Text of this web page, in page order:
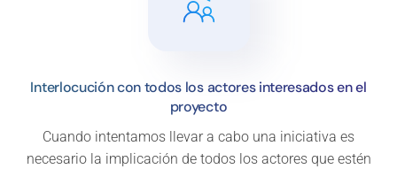
Interlocución con todos los actores interesados en el
proyecto
Cuando intentamos llevar a cabo una iniciativa es
necesario la implicación de todos los actores que estén